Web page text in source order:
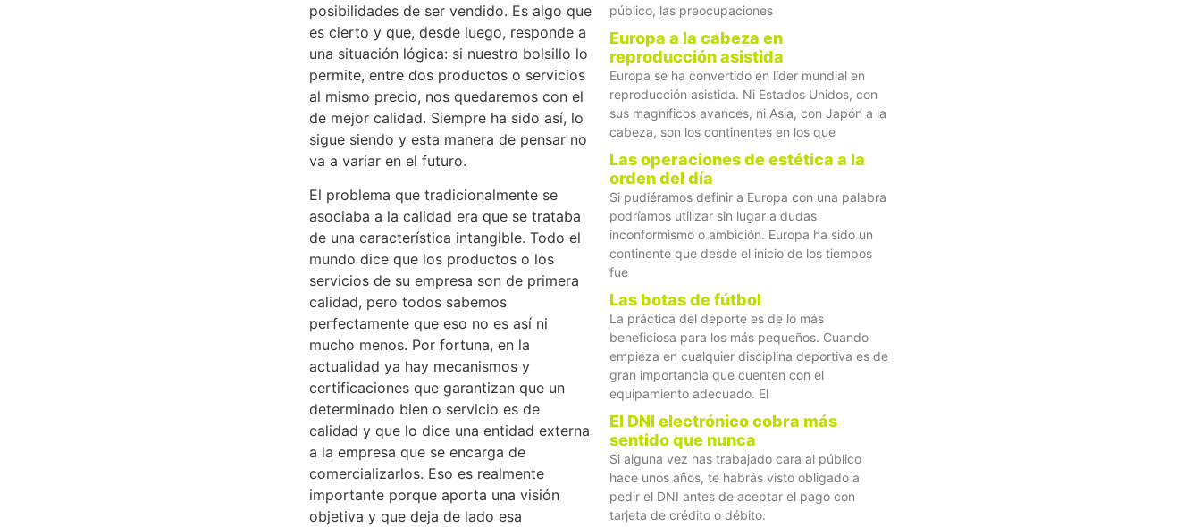
posibilidades de ser vendido. Es algo que
es cierto y que, desde luego, responde a
una situación lógica: si nuestro bolsillo lo
permite, entre dos productos o servicios
al mismo precio, nos quedaremos con el
de mejor calidad. Siempre ha sido así, lo
sigue siendo y esta manera de pensar no
va a variar en el futuro.
El problema que tradicionalmente se
asociaba a la calidad era que se trataba
de una característica intangible. Todo el
mundo dice que los productos o los
servicios de su empresa son de primera
calidad, pero todos sabemos
perfectamente que eso no es así ni
mucho menos. Por fortuna, en la
actualidad ya hay mecanismos y
certificaciones que garantizan que un
determinado bien o servicio es de
calidad y que lo dice una entidad externa
a la empresa que se encarga de
comercializarlos. Eso es realmente
importante porque aporta una visión
objetiva y que deja de lado esa
público, las preocupaciones
Europa a la cabeza en
reproducción asistida
Europa se ha convertido en líder mundial en
reproducción asistida. Ni Estados Unidos, con
sus magníficos avances, ni Asia, con Japón a la
cabeza, son los continentes en los que
Las operaciones de estética a la
orden del día
Si pudiéramos definir a Europa con una palabra
podríamos utilizar sin lugar a dudas
inconformismo o ambición. Europa ha sido un
continente que desde el inicio de los tiempos
fue
Las botas de fútbol
La práctica del deporte es de lo más
beneficiosa para los más pequeños. Cuando
empieza en cualquier disciplina deportiva es de
gran importancia que cuenten con el
equipamiento adecuado. El
El DNI electrónico cobra más
sentido que nunca
Si alguna vez has trabajado cara al público
hace unos años, te habrás visto obligado a
pedir el DNI antes de aceptar el pago con
tarjeta de crédito o débito.